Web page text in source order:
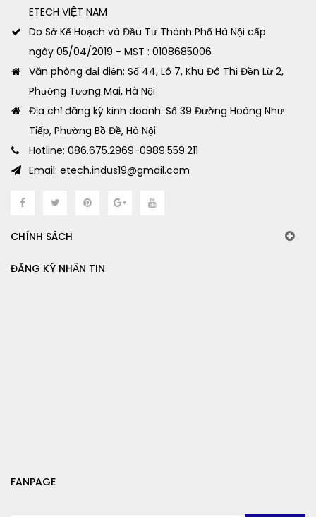
ETECH VIỆT NAM
Do Sở Kế Hoạch và Đầu Tư Thành Phố Hà Nội cấp
ngày 05/04/2019 - MST : 0108685006
Văn phòng đại diện: Số 44, Lô 7, Khu Đô Thị Đền Lừ 2,
Phường Tương Mai, Hà Nội
Địa chỉ đăng ký kinh doanh: Số 39 Đường Hoàng Như
Tiếp, Phường Bồ Đề, Hà Nội
Hotline: 086.675.2969-0989.559.211
Email: etech.indus19@gmail.com
CHÍNH SÁCH
ĐĂNG KÝ NHẬN TIN
FANPAGE